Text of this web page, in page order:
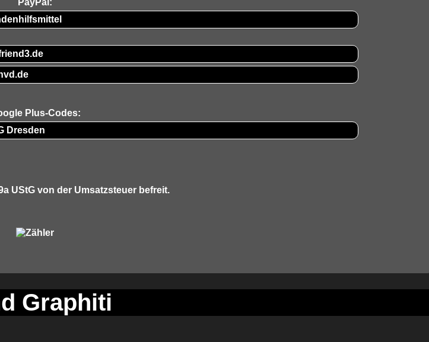
PayPal:
Plus-Codes:
Dresden
UStG von der Umsatzsteuer befreit.
Graphiti